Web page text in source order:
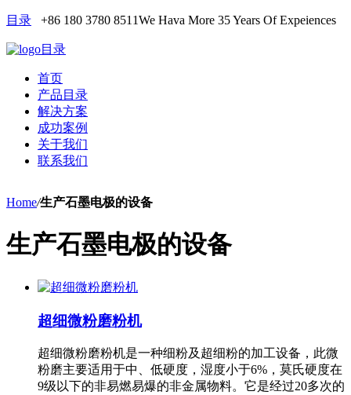
目录 +86 180 3780 8511We Hava More 35 Years Of Expeiences
目录
首页
产品目录
解决方案
成功案例
关于我们
联系我们
Home/生产石墨电极的设备
生产石墨电极的设备
超细微粉磨粉机
超细微粉磨粉机是一种细粉及超细粉的加工设备，此微
粉磨主要适用于中、低硬度，湿度小于6%，莫氏硬度在
9级以下的非易燃易爆的非金属物料。它是经过20多次的